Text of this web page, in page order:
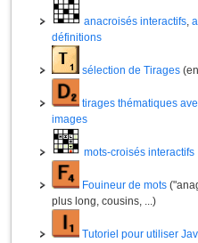
anacroisés interactifs,
définitions
sélection de Tirages
tirages thématiques
images
mots-croisés interactifs
Fouineur de mots
plus long, cousins, ...)
Tutoriel pour utiliser